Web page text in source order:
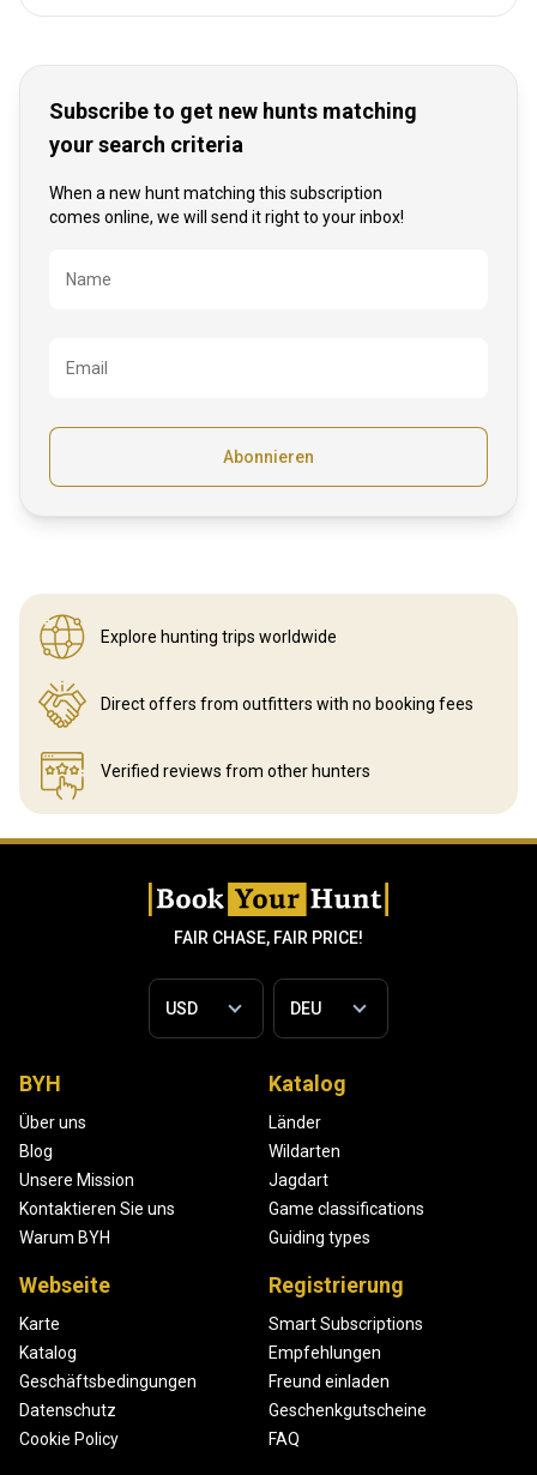
Subscribe to get new hunts matching
your search criteria
When a new hunt matching this subscription
comes online, we will send it right to your inbox!
Bezeichnung
Name
Email
Abonnieren
Explore hunting trips worldwide
Direct offers from outfitters with no booking fees
Verified reviews from other hunters
FAIR CHASE, FAIR PRICE!
BYH
Über uns
Blog
Unsere Mission
Kontaktieren Sie uns
Warum BYH
Katalog
Länder
Wildarten
Jagdart
Game classifications
Guiding types
Webseite
Karte
Katalog
Geschäftsbedingungen
Datenschutz
Cookie Policy
Registrierung
Smart Subscriptions
Empfehlungen
Freund einladen
Geschenkgutscheine
FAQ